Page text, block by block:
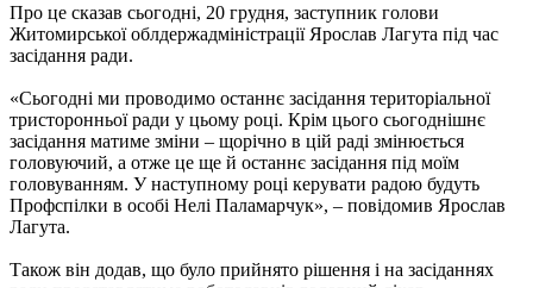
Про це сказав сьогодні, 20 грудня, заступник голови
Житомирської облдержадміністрації Ярослав Лагута під час
засідання ради.
«Сьогодні ми проводимо останнє засідання територіальної
тристоронньої ради у цьому році. Крім цього сьогоднішнє
засідання матиме зміни – щорічно в цій раді змінюється
головуючий, а отже це ще й останнє засідання під моїм
головуванням. У наступному році керувати радою будуть
Профспілки в особі Нелі Паламарчук», – повідомив Ярослав
Лагута.
Також він додав, що було прийнято рішення і на засіданнях